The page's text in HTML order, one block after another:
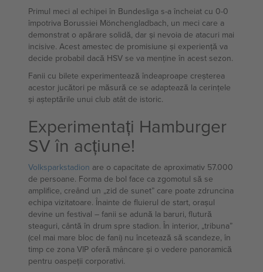
Primul meci al echipei în Bundesliga s-a încheiat cu 0-0
împotriva Borussiei Mönchengladbach, un meci care a
demonstrat o apărare solidă, dar și nevoia de atacuri mai
incisive. Acest amestec de promisiune și experiență va
decide probabil dacă HSV se va menține în acest sezon.
Fanii cu bilete experimentează îndeaproape creșterea
acestor jucători pe măsură ce se adaptează la cerințele
și așteptările unui club atât de istoric.
Experimentați Hamburger
SV în acțiune!
Volksparkstadion are o capacitate de aproximativ 57.000
de persoane. Forma de bol face ca zgomotul să se
amplifice, creând un „zid de sunet” care poate zdruncina
echipa vizitatoare. Înainte de fluierul de start, orașul
devine un festival – fanii se adună la baruri, flutură
steaguri, cântă în drum spre stadion. În interior, „tribuna”
(cel mai mare bloc de fani) nu încetează să scandeze, în
timp ce zona VIP oferă mâncare și o vedere panoramică
pentru oaspeții corporativi.